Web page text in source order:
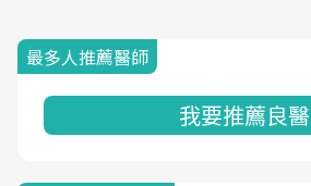
最多人推薦醫師
我要推薦良醫